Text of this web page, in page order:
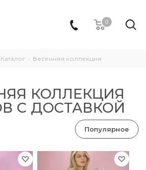
0
Каталог - Весенняя коллекция
КОЛЛЕКЦИЯ
С ДОСТАВКОЙ
Популярное